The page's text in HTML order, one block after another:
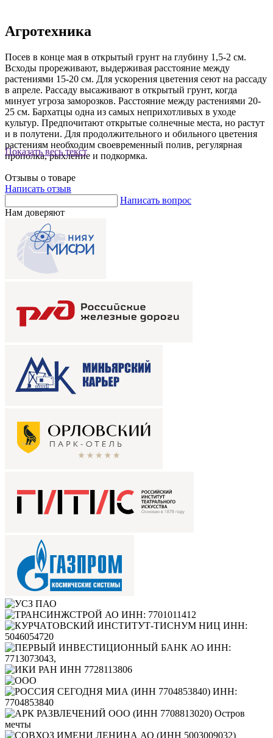
Показать весь текст
Агротехника
Посев в конце мая в открытый грунт на глубину 1,5-2 см.
Всходы прореживают, выдерживая расстояние между
растениями 15-20 см. Для ускорения цветения сеют на рассаду
в апреле. Рассаду высаживают в открытый грунт, когда
минует угроза заморозков. Расстояние между растениями 20-
25 см. Бархатцы одна из самых неприхотливых в уходе
культур. Предпочитают открытые солнечные места, но растут
и в полутени. Для продолжительного и обильного цветения
растениям необходим своевременный полив, регулярная
прополка, рыхление и подкормка.
Отзывы о товаре
Написать отзыв
Написать вопрос
Нам доверяют